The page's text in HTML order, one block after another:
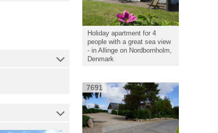
Holiday apartment for 4
people with a great sea view
- in Allinge on Nordbornholm,
Denmark
7691